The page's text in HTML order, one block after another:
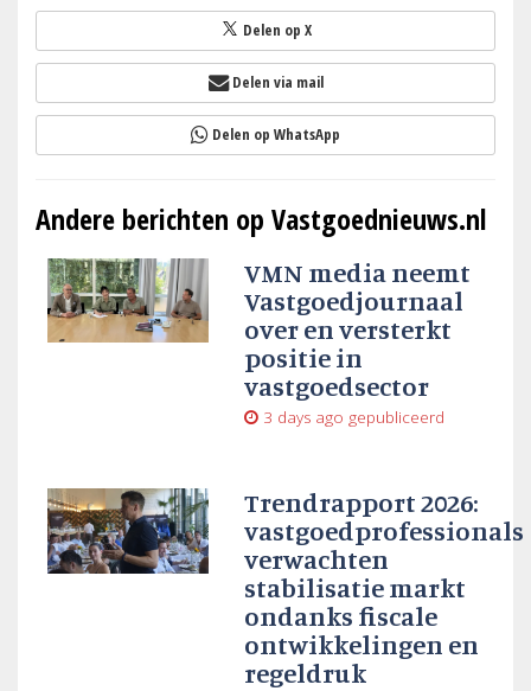
Delen op X
Delen via mail
Delen op WhatsApp
Andere berichten op Vastgoednieuws.nl
VMN media neemt
Vastgoedjournaal
over en versterkt
positie in
vastgoedsector
3 days ago gepubliceerd
Trendrapport 2026:
vastgoedprofessionals
verwachten
stabilisatie markt
ondanks fiscale
ontwikkelingen en
regeldruk